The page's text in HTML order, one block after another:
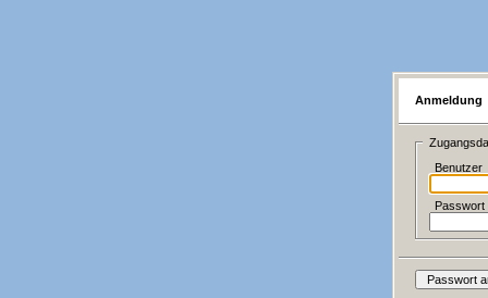
Anmeldung
Benutzer
Passwort